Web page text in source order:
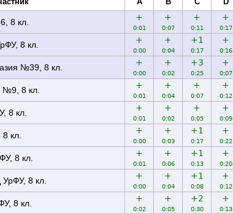
8 кл. +
0:01
+
0:07
+
0:11
+
0:17
8 кл. +
0:00
+
0:04
+1
0:17
+
0:16
№39, 8 кл. +
0:00
+
0:02
+3
0:25
+
0:07
№9, 8 кл. +
0:01
+
0:04
+
0:07
+
0:12
8 кл. +
0:01
+
0:02
+
0:05
+
0:09
кл. +
0:00
+
0:03
+1
0:17
+
0:22
8 кл. +
0:01
+
0:06
+1
0:13
+
0:20
8 кл. +
0:00
+
0:04
+1
0:08
+
0:12
8 кл. +
0:02
+
0:05
+2
0:30
+
0:13